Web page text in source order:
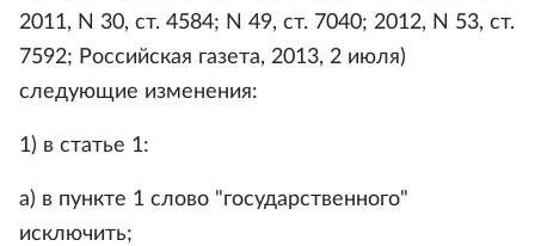
2011, N 30, ст. 4584; N 49, ст. 7040; 2012, N 53, ст.
7592; Российская газета, 2013, 2 июля)
следующие изменения:
1) в статье 1:
а) в пункте 1 слово "государственного"
исключить;